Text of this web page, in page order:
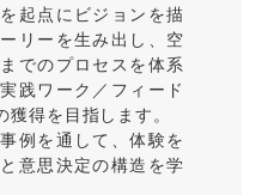
起点にビジョンを描
リーを生み出し、空
でのプロセスを体系
践ワーク／フィード
得を目指します。
例を通して、体験を
意思決定の構造を学